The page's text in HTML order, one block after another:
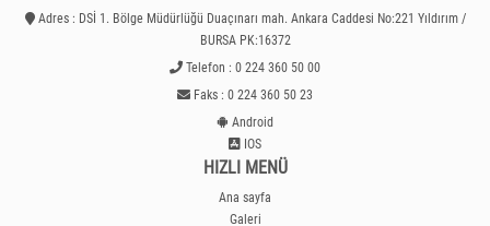
Adres : DSİ 1. Bölge Müdürlüğü Duaçınarı mah. Ankara Caddesi No:221 Yıldırım /
BURSA PK:16372
Telefon : 0 224 360 50 00
Faks : 0 224 360 50 23
Android
IOS
HIZLI MENÜ
Ana sayfa
Galeri